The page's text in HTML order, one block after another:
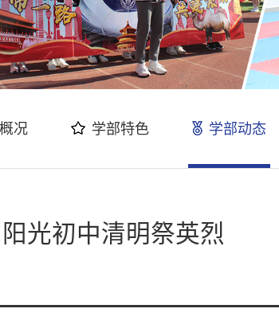
况 学部特色 学部动态
光初中清明祭英烈